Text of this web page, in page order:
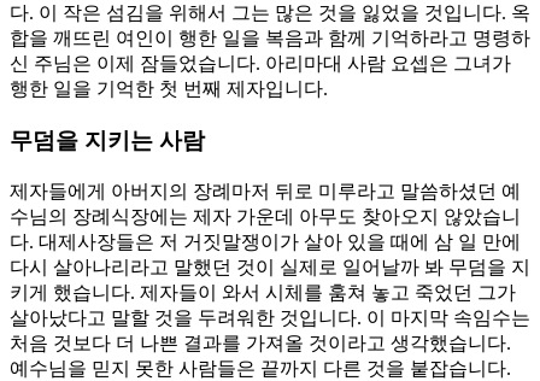
다. 이 작은 섬김을 위해서 그는 많은 것을 잃었을 것입니다. 옥
합을 깨뜨린 여인이 행한 일을 복음과 함께 기억하라고 명령하
신 주님은 이제 잠들었습니다. 아리마대 사람 요셉은 그녀가
행한 일을 기억한 첫 번째 제자입니다.
무덤을 지키는 사람
제자들에게 아버지의 장례마저 뒤로 미루라고 말씀하셨던 예
수님의 장례식장에는 제자 가운데 아무도 찾아오지 않았습니
다. 대제사장들은 저 거짓말쟁이가 살아 있을 때에 삼 일 만에
다시 살아나리라고 말했던 것이 실제로 일어날까 봐 무덤을 지
키게 했습니다. 제자들이 와서 시체를 훔쳐 놓고 죽었던 그가
살아났다고 말할 것을 두려워한 것입니다. 이 마지막 속임수는
처음 것보다 더 나쁜 결과를 가져올 것이라고 생각했습니다.
예수님을 믿지 못한 사람들은 끝까지 다른 것을 붙잡습니다.